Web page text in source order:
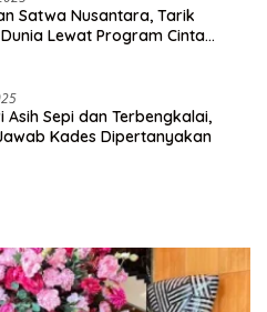
Satwa Nusantara, Tarik
Lewat Program Cinta
Asih Sepi dan Terbengkalai,
Kades Dipertanyakan